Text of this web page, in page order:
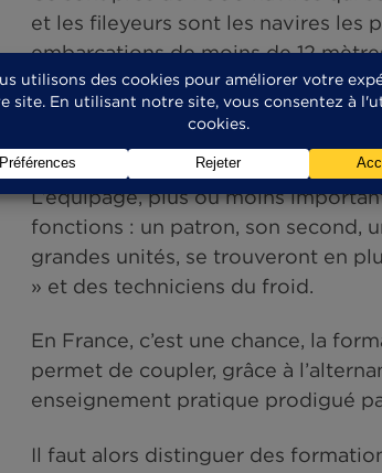
pratiquent la pêche
trois à une dizaine de
souvent inférieures à 24
Et que dire du
Ce sont près de 7000
et les fileyeurs sont les
côtière ; la taille du
une grande diversité de
qui y travaillent y sont